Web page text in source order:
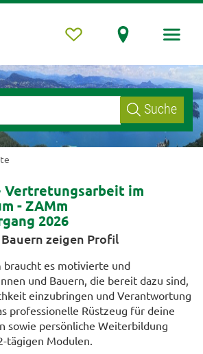
Suche
Vertretungsarbeit im
- ZAMm
2026
zeigen Profil
braucht es motivierte und
und Bauern, die bereit dazu sind,
einzubringen und Verantwortung
professionelle Rüstzeug für deine
sowie persönliche Weiterbildung
tägigen Modulen.